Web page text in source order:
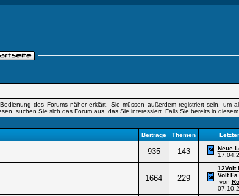
des Forums näher erklärt. Sie müssen außerdem registriert sein, um
suchen Sie sich das Forum aus, das Sie interessiert. Falls Sie bereits in
Beiträge Themen
935 143 Neue
1664 229
12Volt
Volt Fa...
von